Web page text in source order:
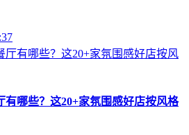
有哪些？这20+家氛围感好店按风格